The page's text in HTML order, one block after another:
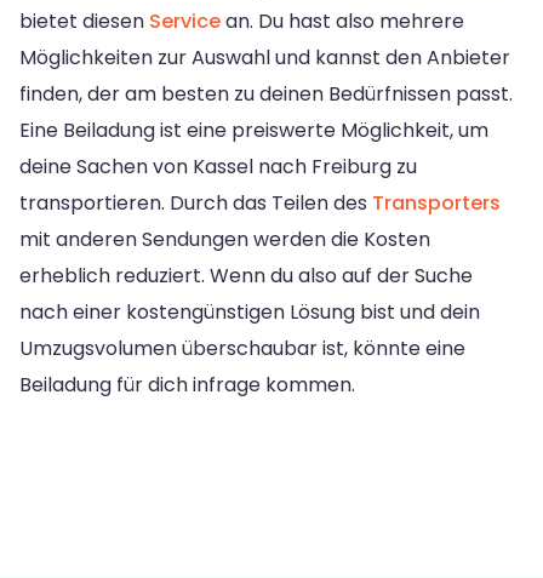
bietet diesen Servicean. Du hast also mehrere
Möglichkeiten zur Auswahl und kannst den Anbieter
finden, der am besten zu deinen Bedürfnissen passt.
Eine Beiladung ist eine preiswerte Möglichkeit, um
deine Sachen von Kassel nach Freiburg zu
transportieren. Durch das Teilen des Transporters
mit anderen Sendungen werden die Kosten
erheblich reduziert. Wenn du also auf der Suche
nach einer kostengünstigen Lösung bist und dein
Umzugsvolumen überschaubar ist, könnte eine
Beiladung für dich infrage kommen.